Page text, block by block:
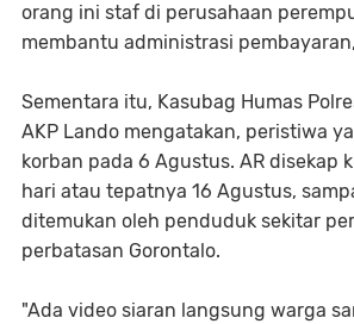
orang ini staf di perusahaan
membantu administrasi
Sementara itu, Kasubag Humas
AKP Lando mengatakan, peristiwa
korban pada 6 Agustus. AR disekap
hari atau tepatnya 16 Agustus,
ditemukan oleh penduduk sekitar
perbatasan Gorontalo.
"Ada video siaran langsung warga